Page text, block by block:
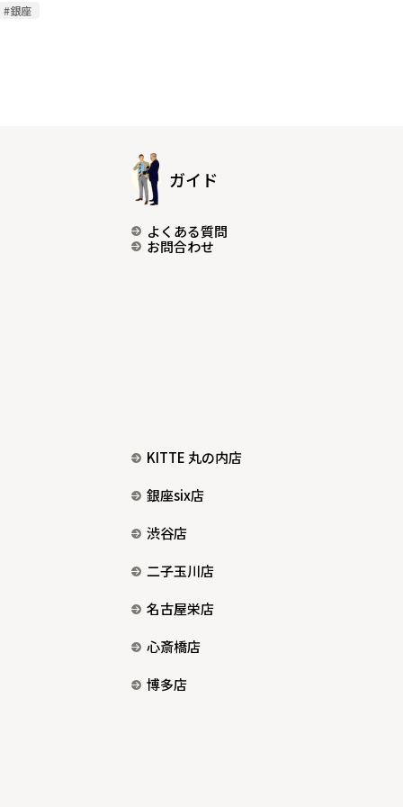
#銀座
ガイド
よくある質問
お問合わせ
KITTE 丸の内店
銀座six店
渋谷店
二子玉川店
名古屋栄店
心斎橋店
博多店